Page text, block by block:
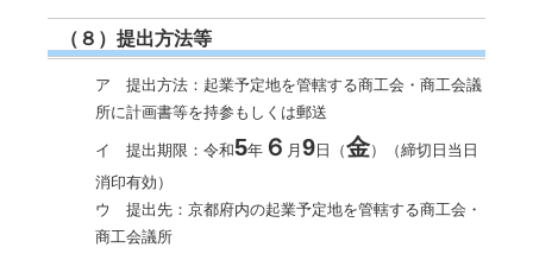
（８）提出方法等
ア 提出方法：起業予定地を管轄する商工会・商工会議
所に計画書等を持参もしくは郵送
イ 提出期限：令和5年 ６ 月 9 日（金）（締切日当日
消印有効）
ウ 提出先：京都府内の起業予定地を管轄する商工会・
商工会議所